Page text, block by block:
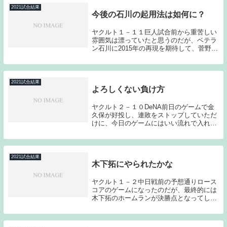
2021試合結果
今後の石川の起用法は如何に？
ヤクルト１－１１巨人試合前から重苦しい
雰囲気は漂っていたと思うのだが、ベテラ
ン石川に2015年の再現を期待して、菅野と
その石川が初回に巨人打線に掴まり、1ア
ウトしか取れずにマウンドを降りると、そ
2021試合結果
よろしくない負け方
ヤクルト２－１０DeNA前日のゲームで金
久保が好投し、連敗をストップしていただ
けに、今日のゲームにはいい流れで入れた
し、大敗を喫することとなってしまった。
プロとして当たり前にこなしてもらいたい
2021試合結果
木下拓にやられたかな
ヤクルト１－２中日戦前の予想通りロース
コアのゲームになったのだが、最終的には
木下拓のホームランが決勝点となってしま
くゲームをコントロールされてしまった印
象である。昨シーズンの記事でも少しだけ